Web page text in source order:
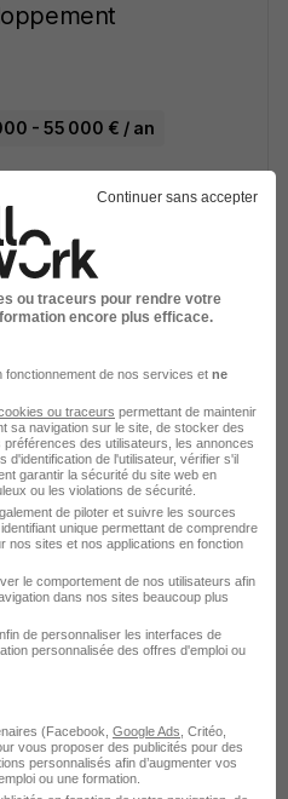
- 55 000 € / an
- Pig
36 000 - 46 000 € / an
Continuer sans accepter
ou traceurs pour rendre votre
encore plus efficace.
de nos services et ne
ou traceurs permettant de maintenir
sa navigation sur le site, de stocker des
des utilisateurs, les annonces
de l'utilisateur, vérifier s'il
garantir la sécurité du site web en
ou les violations de sécurité.
de piloter et suivre les sources
unique permettant de comprendre
nos sites et nos applications en fonction
le comportement de nos utilisateurs afin
dans nos sites beaucoup plus
de personnaliser les interfaces de
personnalisée des offres d'emploi ou
(Facebook, Google Ads , Critéo,
vous proposer des publicités pour des
personnalisés afin d’augmenter vos
ou une formation.